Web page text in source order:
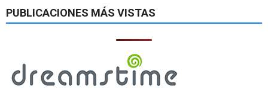
PUBLICACIONES MÁS VISTAS